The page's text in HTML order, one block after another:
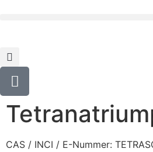
CAS / INCI / E-Nummer: